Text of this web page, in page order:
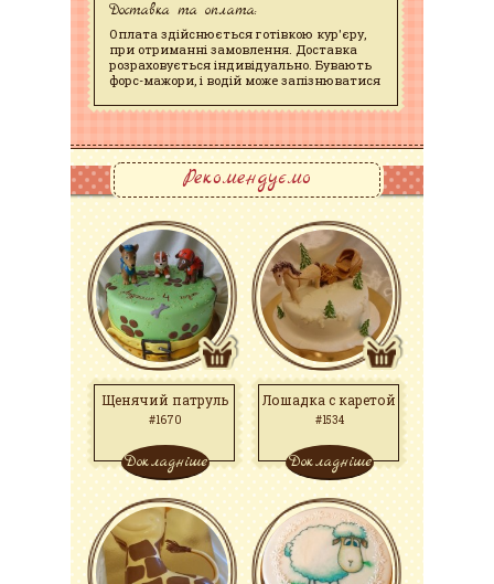
Доставка та оплата:
Оплата здійснюється готівкою кур'єру,
при отриманні замовлення. Доставка
розраховується індивідуально. Бувають
форс-мажори, і водій може запізнюватися
Рекомендуємо
Щенячий патруль
#1670
Докладніше
Лошадка с каретой
#1534
Докладніше